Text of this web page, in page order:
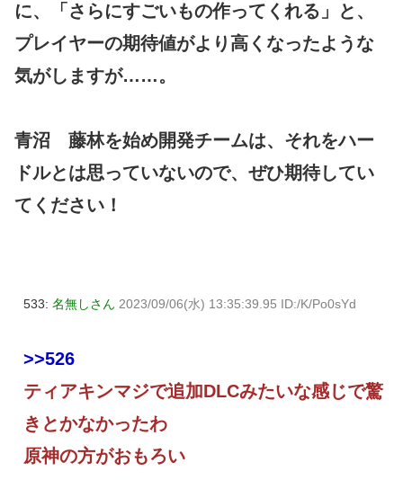
に、「さらにすごいもの作ってくれる」と、
プレイヤーの期待値がより高くなったような
気がしますが……。
青沼 藤林を始め開発チームは、それをハー
ドルとは思っていないので、ぜひ期待してい
てください！
533: 名無しさん 2023/09/06(水) 13:35:39.95 ID:/K/Po0sYd
>>526
ティアキンマジで追加DLCみたいな感じで驚
きとかなかったわ
原神の方がおもろい